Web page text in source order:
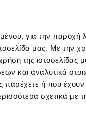
για την παροχή
μας. Με την
της
και αναλυτικά
παρέχετε ή που
σχετικά με